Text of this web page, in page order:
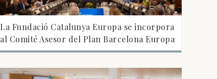
La Fundació Catalunya Europa se incorpora
al Comité Asesor del Plan Barcelona Europa